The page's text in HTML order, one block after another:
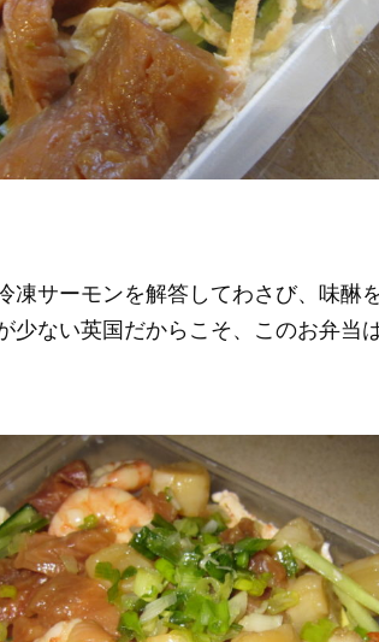
凍サーモンを解答してわさび、味醂
少ない英国だからこそ、このお弁当